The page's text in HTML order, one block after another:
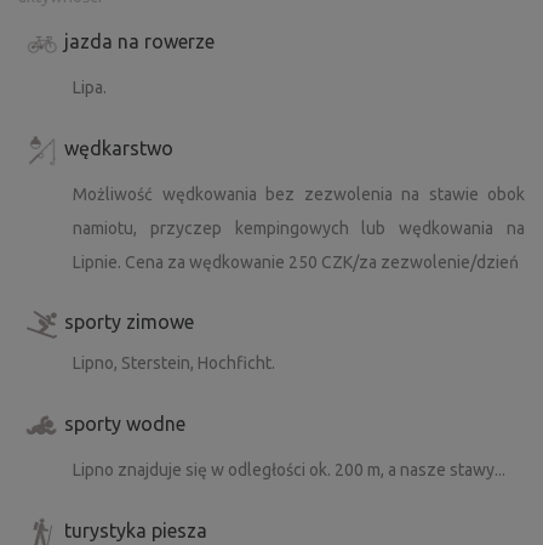
jazda na rowerze
Lipa.
wędkarstwo
Możliwość wędkowania bez zezwolenia na stawie obok
namiotu, przyczep kempingowych lub wędkowania na
Lipnie. Cena za wędkowanie 250 CZK/za zezwolenie/dzień
sporty zimowe
Lipno, Sterstein, Hochficht.
sporty wodne
Lipno znajduje się w odległości ok. 200 m, a nasze stawy...
turystyka piesza